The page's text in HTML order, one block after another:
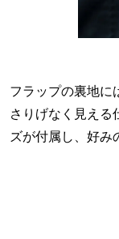
フラップの裏地に
さりげなく見え
ズが付属し、好み